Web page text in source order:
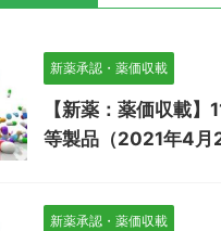
新薬承認・薬価収載
【新薬：薬価収載
等製品（2021年4月
新薬承認・薬価収載